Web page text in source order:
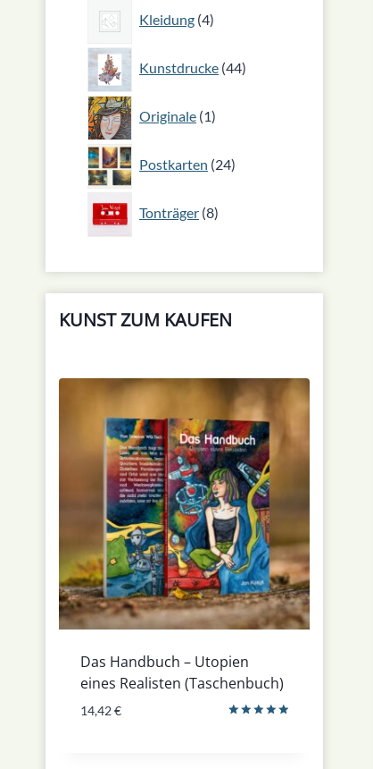
Kleidung 4
4
Produkte
Kunstdrucke 44
44
Produkte
Originale 1
1
Produkt
Postkarten 24
24
Produkte
Tonträger 8
8
Produkte
KUNST ZUM KAUFEN
Das Handbuch – Utopien
eines Realisten (Taschenbuch)
14,42€